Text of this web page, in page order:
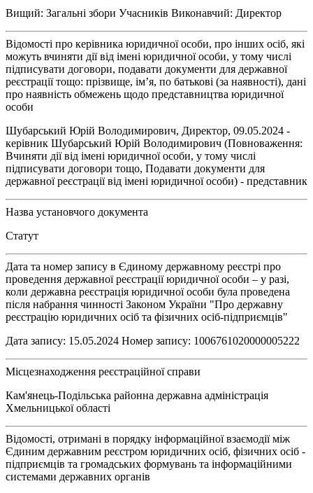
Вищий: Загальні збори Учасників Виконавчий: Директор
Відомості про керівника юридичної особи, про інших осіб, які
можуть вчиняти дії від імені юридичної особи, у тому числі
підписувати договори, подавати документи для державної
реєстрації тощо: прізвище, ім’я, по батькові (за наявності), дані
про наявність обмежень щодо представництва юридичної
особи
Шубарський Юрій Володимирович, Директор, 09.05.2024 -
керівник Шубарський Юрій Володимирович (Повноваження:
Вчиняти дії від імені юридичної особи, у тому числі
підписувати договори тощо, Подавати документи для
державної реєстрації від імені юридичної особи) - представник
Назва установчого документа
Статут
Дата та номер запису в Єдиному державному реєстрі про
проведення державної реєстрації юридичної особи – у разі,
коли державна реєстрація юридичної особи була проведена
після набрання чинності Законом України "Про державну
реєстрацію юридичних осіб та фізичних осіб-підприємців"
Дата запису: 15.05.2024 Номер запису: 1006761020000005222
Місцезнаходження реєстраційної справи
Кам'янець-Подільська районна державна адміністрація
Хмельницької області
Відомості, отримані в порядку інформаційної взаємодії між
Єдиним державним реєстром юридичних осіб, фізичних осіб -
підприємців та громадських формувань та інформаційними
системами державних органів